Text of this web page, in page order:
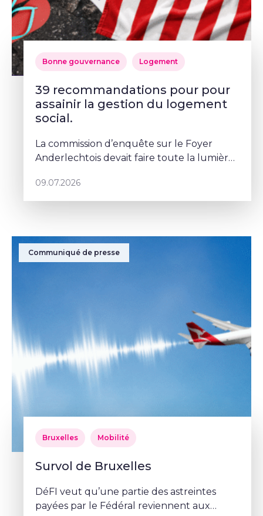
Bonne gouvernance Logement
39 recommandations pour pour
assainir la gestion du logement
social.
La commission d’enquête sur le Foyer
Anderlechtois devait faire toute la lumière
abîmé la confiance des Bruxellois dans le
logement social. Mais depuis le
09.07.2026
Communiqué de presse
Bruxelles Mobilité
Survol de Bruxelles
DéFI veut qu’une partie des astreintes
payées par le Fédéral reviennent aux